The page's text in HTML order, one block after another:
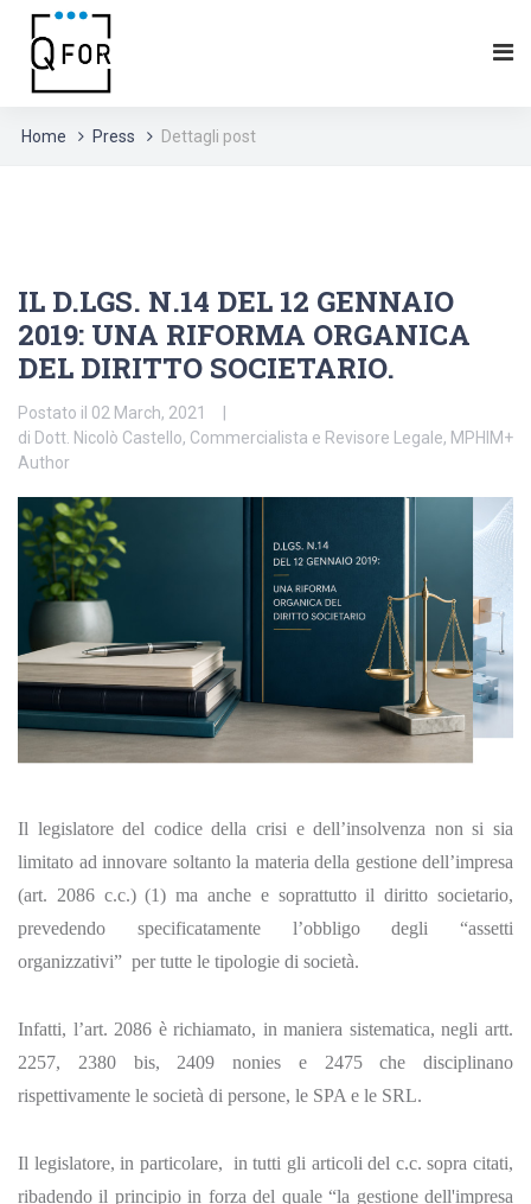
Home Press Dettagli post
IL D.LGS. N.14 DEL 12 GENNAIO
2019: UNA RIFORMA ORGANICA
DEL DIRITTO SOCIETARIO.
Postato il 02 March, 2021
di Dott. Nicolò Castello, Commercialista e Revisore Legale, MPHIM+
Author
Il legislatore del codice della crisi e dell’insolvenza non si sia
limitato ad innovare soltanto la materia della gestione dell’impresa
(art. 2086 c.c.) (1) ma anche e soprattutto il diritto societario,
prevedendo specificatamente l’obbligo degli “assetti
organizzativi” per tutte le tipologie di società.
Infatti, l’art. 2086 è richiamato, in maniera sistematica, negli artt.
2257, 2380 bis, 2409 nonies e 2475 che disciplinano
rispettivamente le società di persone, le SPA e le SRL.
Il legislatore, in particolare, in tutti gli articoli del c.c. sopra citati,
ribadendo il principio in forza del quale “la gestione dell'impresa